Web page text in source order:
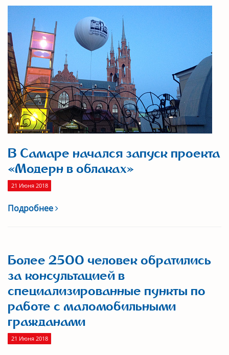
В Самаре начался запуск проекта
«Модерн в облаках»
21 Июня 2018
Подробнее
Более 2500 человек обратились
за консультацией в
специализированные пункты по
работе с маломобильными
гражданами
21 Июня 2018